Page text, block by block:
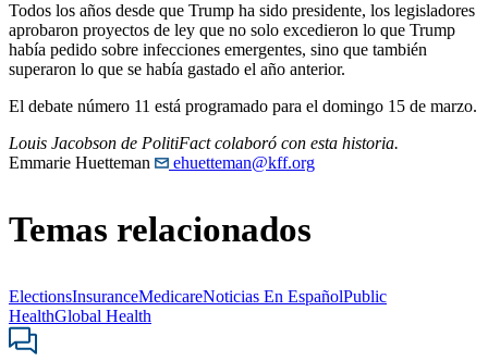
Todos los años desde que Trump ha sido presidente, los legisladores
aprobaron proyectos de ley que no solo excedieron lo que Trump
había pedido sobre infecciones emergentes, sino que también
superaron lo que se había gastado el año anterior.
El debate número 11 está programado para el domingo 15 de marzo.
Louis Jacobson de PolitiFact colaboró con esta historia.
Emmarie Huetteman
ehuetteman@kff.org
Temas relacionados
ElectionsInsuranceMedicareNoticias En EspañolPublic
HealthGlobal Health